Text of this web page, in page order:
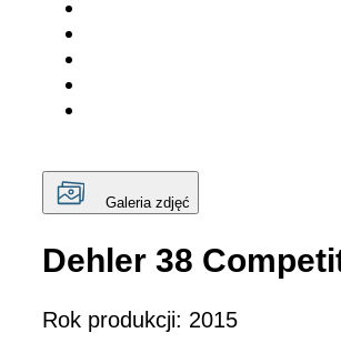
Galeria zdjęć
Dehler 38
Rok produkcji: 2015